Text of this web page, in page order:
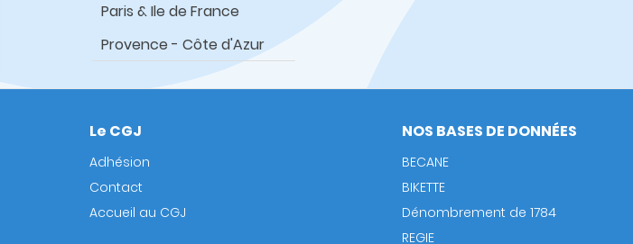
Paris & Ile de France
Provence - Côte d'Azur
Footer
Le CGJ
Adhésion
Contact
Accueil au CGJ
NOS BASES DE DONNÉES
BECANE
BIKETTE
Dénombrement de 1784
REGIE